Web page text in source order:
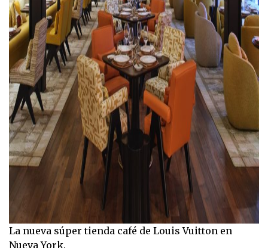
La nueva súper tienda café de Louis Vuitton en
Nueva York.